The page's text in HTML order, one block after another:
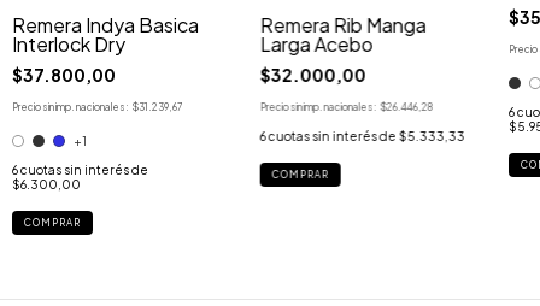
Remera Indya Basica
Interlock Dry
$37.800,00
Precio sin imp. nacionales: $31.239,67
+1
6cuotas sin interés de
$6.300,00
COMPRAR
Remera Rib Manga
Larga Acebo
$32.000,00
Precio sin imp. nacionales: $26.446,28
6cuotas sin interés de $5.333,33
COMPRAR
6